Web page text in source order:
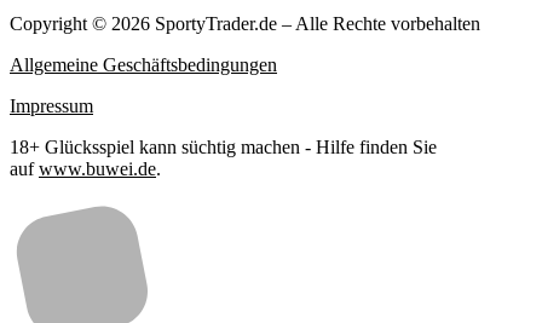
Copyright © 2026 SportyTrader.de – Alle Rechte vorbehalten
Allgemeine Geschäftsbedingungen
Impressum
18+ Glücksspiel kann süchtig machen - Hilfe finden Sie
aufwww.buwei.de.